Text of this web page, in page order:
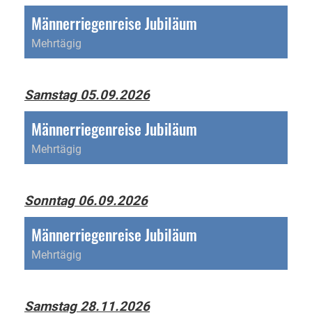
Männerriegenreise Jubiläum
Mehrtägig
Samstag 05.09.2026
Männerriegenreise Jubiläum
Mehrtägig
Sonntag 06.09.2026
Männerriegenreise Jubiläum
Mehrtägig
Samstag 28.11.2026